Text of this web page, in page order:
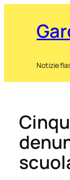
Notizie